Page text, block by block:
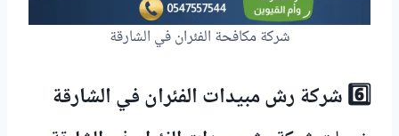
شركة مكافحة الفئران في الشارقة
6️⃣ شركة رش مبيدات الفئران في الشارقة